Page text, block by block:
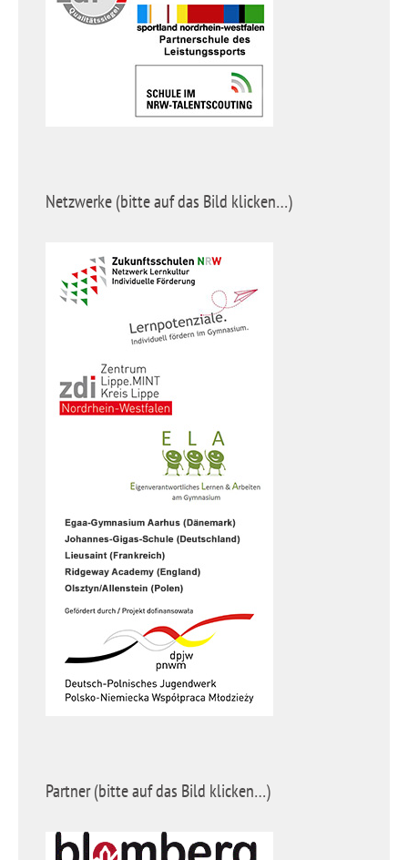
Netzwerke (bitte auf das Bild klicken…)
Partner (bitte auf das Bild klicken…)